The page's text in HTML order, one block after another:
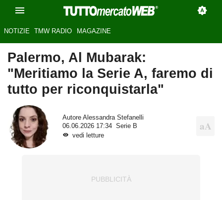
NOTIZIE TMW RADIO MAGAZINE
Palermo, Al Mubarak:
"Meritiamo la Serie A, faremo di
tutto per riconquistarla"
Autore Alessandra Stefanelli
06.06.2026 17:34
Serie B
vedi letture